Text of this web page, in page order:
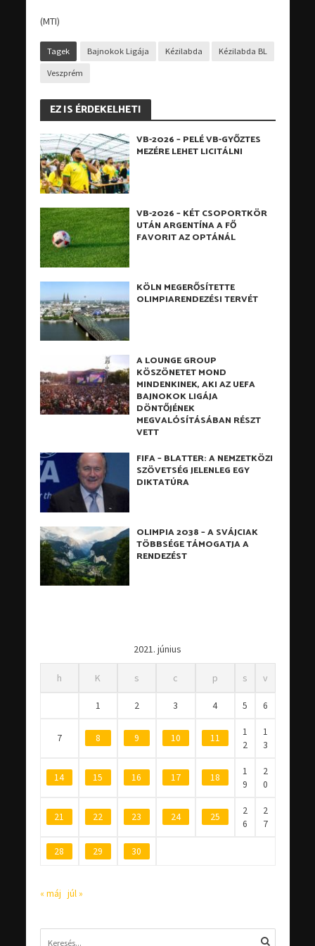
(MTI)
Tagek Bajnokok Ligája Kézilabda Kézilabda BL
Veszprém
EZ IS ÉRDEKELHETI
VB-2026 – PELÉ VB-GYŐZTES
MEZÉRE LEHET LICITÁLNI
VB-2026 – KÉT CSOPORTKÖR
UTÁN ARGENTÍNA A FŐ
FAVORIT AZ OPTÁNÁL
KÖLN MEGERŐSÍTETTE
OLIMPIARENDEZÉSI TERVÉT
A LOUNGE GROUP
KÖSZÖNETET MOND
MINDENKINEK, AKI AZ UEFA
BAJNOKOK LIGÁJA
DÖNTŐJÉNEK
MEGVALÓSÍTÁSÁBAN RÉSZT
VETT
FIFA – BLATTER: A NEMZETKÖZI
SZÖVETSÉG JELENLEG EGY
DIKTATÚRA
OLIMPIA 2038 – A SVÁJCIAK
TÖBBSÉGE TÁMOGATJA A
RENDEZÉST
2021. június
h K s c p s v
1 2 3 4 5 6
7 8 9 10 11
1
2
1
3
14 15 16 17 18
1
9
2
0
21 22 23 24 25
2
6
2
7
28 29 30
« máj júl »